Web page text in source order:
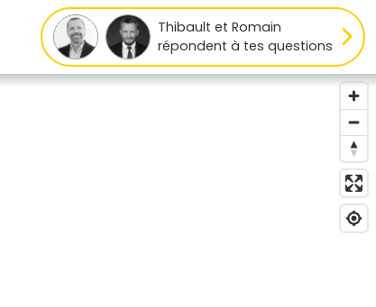
Thibault et Romain
répondent à tes questions